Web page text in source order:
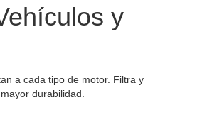
y
a cada tipo de motor. Filtra y
durabilidad.